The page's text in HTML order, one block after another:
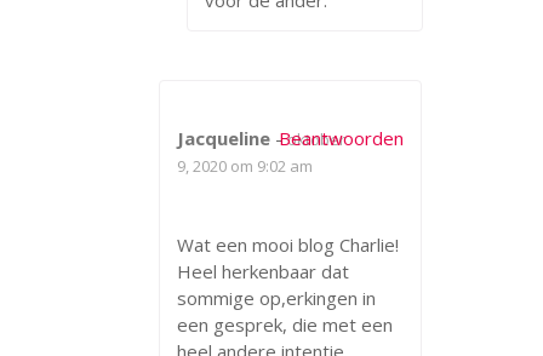
Jacqueline -oktober
9, 2020 om 9:02 am
Wat een mooi blog Charlie!
Heel herkenbaar dat
sommige op,erkingen in
een gesprek, die met een
heel andere intentie
Beantwoorden